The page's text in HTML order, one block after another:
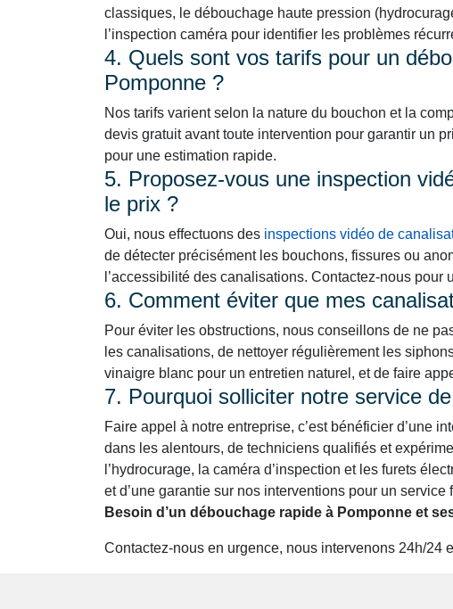
classiques, le débouchage haute pression
l’inspection caméra pour identifier les problèmes
4. Quels sont vos tarifs pour un
Pomponne ?
Nos tarifs varient selon la nature du bouchon et la
devis gratuit avant toute intervention pour garantir un
pour une estimation rapide.
5. Proposez-vous une inspection
le prix ?
Oui, nous effectuons des inspections vidéo de
de détecter précisément les bouchons, fissures ou
l’accessibilité des canalisations. Contactez-nous pour
6. Comment éviter que mes
Pour éviter les obstructions, nous conseillons de ne
les canalisations, de nettoyer régulièrement les
vinaigre blanc pour un entretien naturel, et de faire
7. Pourquoi solliciter notre service
Faire appel à notre entreprise, c’est bénéficier d’une
dans les alentours, de techniciens qualifiés et
l’hydrocurage, la caméra d’inspection et les furets
et d’une garantie sur nos interventions pour un service
Besoin d’un débouchage rapide à Pomponne et
Contactez-nous en urgence, nous intervenons 24h/24